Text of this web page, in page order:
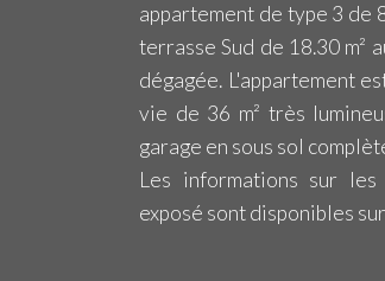
appartement de type 3 de
terrasse Sud de 18.30 m²
dégagée. L'appartement
vie de 36 m² très
garage en sous sol
Les informations sur
exposé sont disponibles